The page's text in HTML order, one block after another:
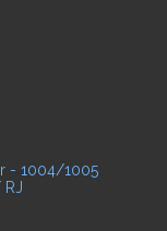
- 1004/1005